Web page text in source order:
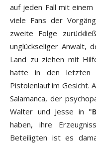
auf jeden Fall mit
viele Fans der
zweite Folge
unglückseliger Anwalt,
Land zu ziehen mit
hatte in den letzten
Pistolenlauf im Gesicht.
Salamanca, der
Walter und Jesse in
haben, ihre
Beteiligten ist es